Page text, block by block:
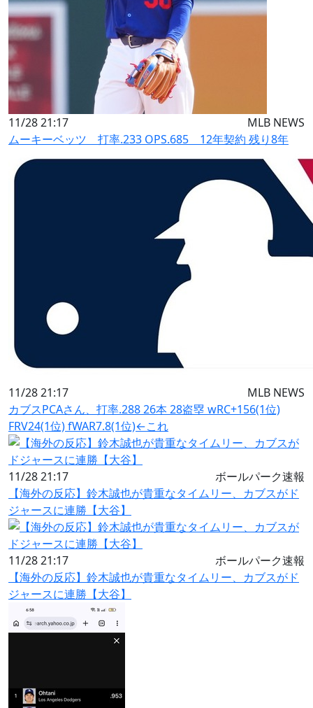
11/28 21:17
MLB NEWS
ムーキーベッツ 打率.233 OPS.685 12年契約 残り8年
11/28 21:17
MLB NEWS
カブスPCAさん、打率.288 26本 28盗塁 wRC+156(1位)
FRV24(1位) fWAR7.8(1位)←これ
11/28 21:17
ボールパーク速報
【海外の反応】鈴木誠也が貴重なタイムリー、カブスがド
ジャースに連勝【大谷】
11/28 21:17
ボールパーク速報
【海外の反応】鈴木誠也が貴重なタイムリー、カブスがド
ジャースに連勝【大谷】